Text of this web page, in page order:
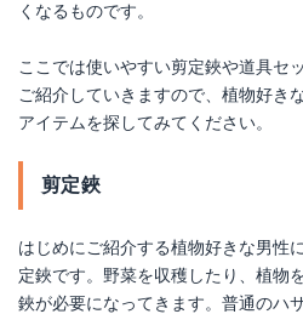
くなるものです。
ここでは使いやすい剪定鋏や道具セ
ご紹介していきますので、植物好き
アイテムを探してみてください。
剪定鋏
はじめにご紹介する植物好きな男性
定鋏です。野菜を収穫したり、植物
鋏が必要になってきます。普通のハ